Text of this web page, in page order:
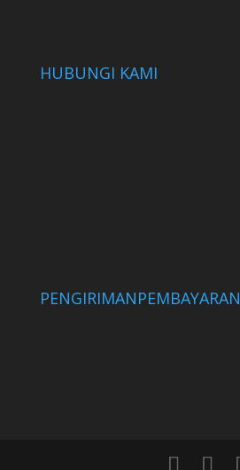
HUBUNGI KAMI
PENGIRIMANPEMBAYARAN